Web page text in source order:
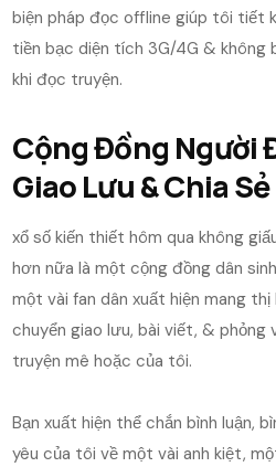
biện pháp đọc offline giúp tôi tiết
tiền bạc diện tích 3G/4G & không
khi đọc truyện.
Cộng Đồng Người
Giao Lưu & Chia Sẻ
xổ số kiến thiết hôm qua không
hơn nữa là một cộng đồng dân
một vài fan dân xuất hiện mang
chuyển giao lưu, bài viết, &
truyện mê hoặc của tôi.
Bạn xuất hiện thể chắn bình luận,
yêu của tôi về một vài anh kiệt,